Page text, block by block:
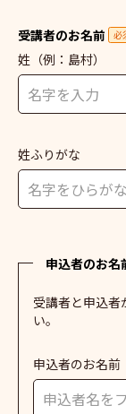
受講者のお名前 必
姓 （例：島村）
姓ふりがな
申込者のお名
受講者と申込者
い。
申込者のお名前